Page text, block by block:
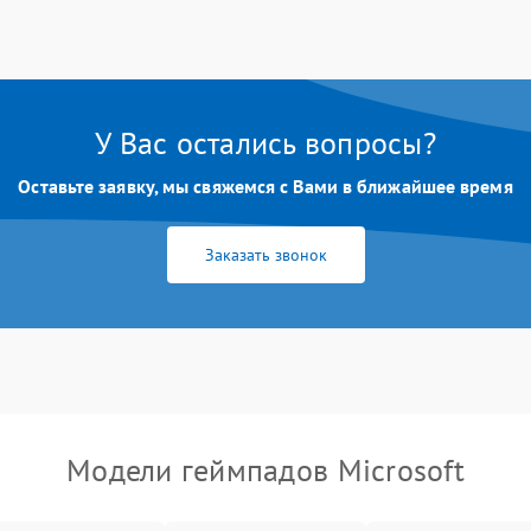
У Вас остались вопросы?
Оставьте заявку, мы свяжемся с Вами в ближайшее время
Заказать звонок
Модели геймпадов Microsoft